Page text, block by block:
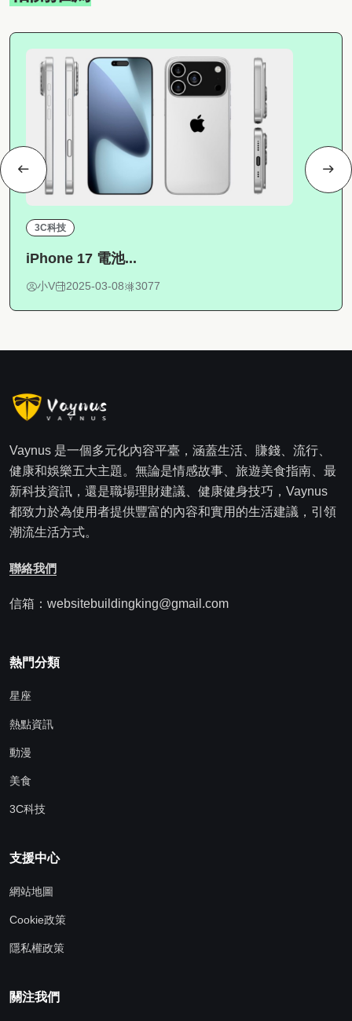
3C科技
iPhone 17 電池...
小V 2025-03-08 3077
Vaynus 是一個多元化內容平臺，涵蓋生活、賺錢、流行、
健康和娛樂五大主題。無論是情感故事、旅遊美食指南、最
新科技資訊，還是職場理財建議、健康健身技巧，Vaynus
都致力於為使用者提供豐富的內容和實用的生活建議，引領
潮流生活方式。
聯絡我們
信箱：websitebuildingking@gmail.com
熱門分類
星座
熱點資訊
動漫
美食
3C科技
支援中心
網站地圖
Cookie政策
隱私權政策
關注我們